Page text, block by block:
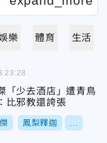
樂 體育 生活
「少去酒店」遭青鳥
邪教還誇張
鳳梨釋迦
23:28